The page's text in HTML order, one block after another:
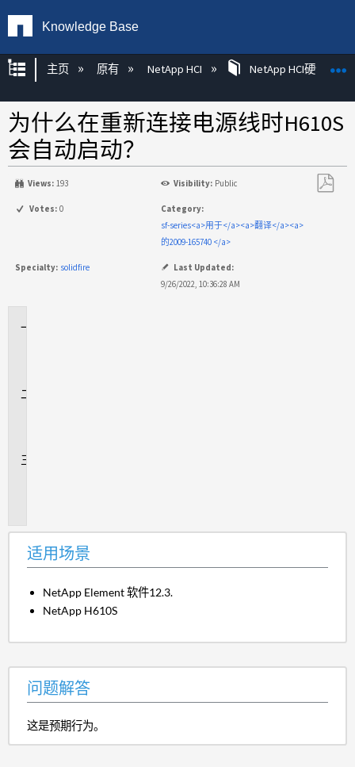
Knowledge Base
扩展/隐缩全局层次
主页 原有 NetApp HCI NetApp HCI硬件
为什么在重新连接电源线时H610S
会自动启动？
Views: 193 Visibility: Public
Votes: 0
Category:
sf-series<a>用于</a><a>翻译</a><a>
的2009-165740 </a>
Specialty: solidfire
Last Updated:
9/26/2022, 10:36:28 AM
适用场景
NetApp Element 软件12.3.
NetApp H610S
问题解答
这是预期行为。